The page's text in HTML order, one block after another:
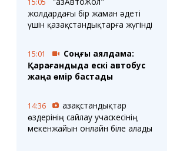
15:05
жолдардағы бір жаман әдеті
үшін қазақстандықтарға жүгінді
15:01
Соңғы аялдама:
Қарағандыда ескі автобус
жаңа өмір бастады
14:36
Қазақстандықтар
өздерінің сайлау учаскесінің
мекенжайын онлайн біле алады